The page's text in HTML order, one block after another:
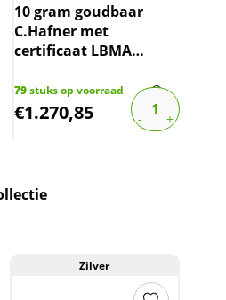
geleverd, en
van de
aanslag en/of
10 gram goudbaar
C.Hafner met
certificaat LBMA
79stuks op voorraad
€1.270,85
Zilver